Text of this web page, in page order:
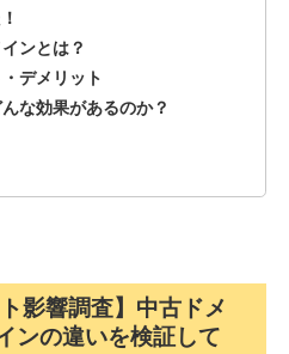
を見る
ドメイン年齢13年
ンとは？
デメリット
な効果があるのか？
影響調査】中古ドメ
ンの違いを検証して